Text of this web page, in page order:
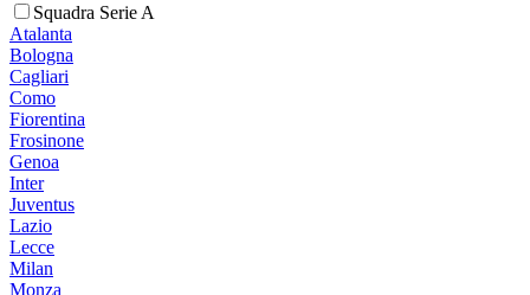
Squadra Serie A
Atalanta
Bologna
Cagliari
Como
Fiorentina
Frosinone
Genoa
Inter
Juventus
Lazio
Lecce
Milan
Monza